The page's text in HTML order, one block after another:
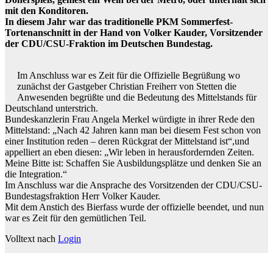
mit den Konditoren.
In diesem Jahr war das traditionelle PKM Sommerfest-
Tortenanschnitt in der Hand von Volker Kauder, Vorsitzender
der CDU/CSU-Fraktion im Deutschen Bundestag.
Im Anschluss war es Zeit für die Offizielle Begrüßung wo
zunächst der Gastgeber Christian Freiherr von Stetten die
Anwesenden begrüßte und die Bedeutung des Mittelstands für
Deutschland unterstrich.
Bundeskanzlerin Frau Angela Merkel würdigte in ihrer Rede den
Mittelstand: „Nach 42 Jahren kann man bei diesem Fest schon von
einer Institution reden – deren Rückgrat der Mittelstand ist“,und
appelliert an eben diesen: „Wir leben in herausfordernden Zeiten.
Meine Bitte ist: Schaffen Sie Ausbildungsplätze und denken Sie an
die Integration.“
Im Anschluss war die Ansprache des Vorsitzenden der CDU/CSU-
Bundestagsfraktion Herr Volker Kauder.
Mit dem Anstich des Bierfass wurde der offizielle beendet, und nun
war es Zeit für den gemütlichen Teil.
Volltext nach Login